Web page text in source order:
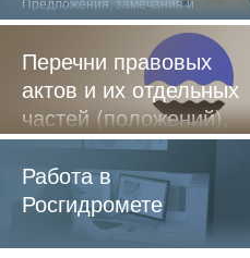
отзывы о нашей работе
Перечни правовых
актов и их отдельных
частей (положений),
содержащие
обязательные
требования
Работа в
Росгидромете